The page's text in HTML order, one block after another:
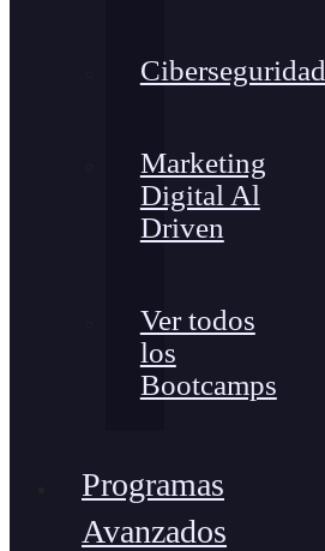
Ciberseguridad
Marketing
Digital Al
Driven
Ver todos
los
Bootcamps
Programas
Avanzados